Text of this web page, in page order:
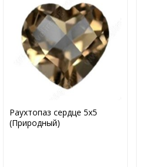
Раухтопаз сердце 5х5
(Природный)